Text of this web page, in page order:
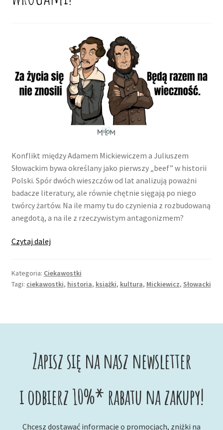
Konflikt między Adamem Mickiewiczem a Juliuszem
Słowackim bywa określany jako pierwszy „beef” w historii
Polski. Spór dwóch wieszczów od lat analizują poważni
badacze literatury, ale równie chętnie sięgają po niego
twórcy żartów. Na ile mamy tu do czynienia z rozbudowaną
anegdotą, a na ile z rzeczywistym antagonizmem?
Czytaj dalejZa
nie
znosili,
Czy
Mickiewicz
Słowacki
faktycznie
aż
Kategoria: Ciekawostki
Tagi: ciekawostki, historia, książki, kultura, Mickiewicz, Słowacki
Zapisz się na nasz newsletter
i odbierz 10%* rabatu na zakupy!
Chcesz dostawać informacje o promocjach, zniżki na